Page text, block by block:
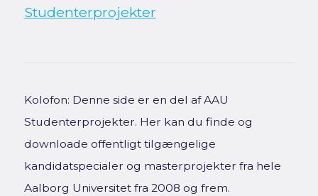
Studenterprojekter
Kolofon: Denne side er en del af AAU
Studenterprojekter. Her kan du finde og
downloade offentligt tilgængelige
kandidatspecialer og masterprojekter fra hele
Aalborg Universitet fra 2008 og frem.